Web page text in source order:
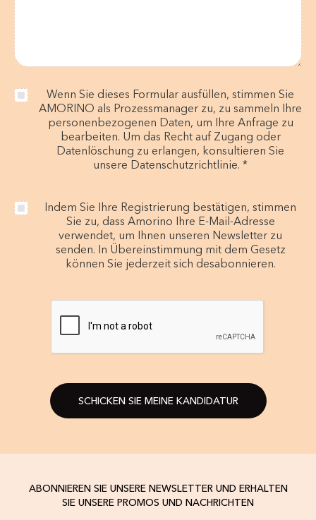
Wenn Sie dieses Formular ausfüllen, stimmen Sie
AMORINO als Prozessmanager zu, zu sammeln Ihre
personenbezogenen Daten, um Ihre Anfrage zu
bearbeiten. Um das Recht auf Zugang oder
Datenlöschung zu erlangen, konsultieren Sie
unsere Datenschutzrichtlinie. *
Indem Sie Ihre Registrierung bestätigen, stimmen
Sie zu, dass Amorino Ihre E-Mail-Adresse
verwendet, um Ihnen unseren Newsletter zu
senden. In Übereinstimmung mit dem Gesetz
können Sie jederzeit sich desabonnieren.
SCHICKEN SIE MEINE KANDIDATUR
ABONNIEREN SIE UNSERE NEWSLETTER UND ERHALTEN
SIE UNSERE PROMOS UND NACHRICHTEN